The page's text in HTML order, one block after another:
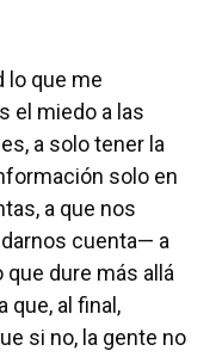
lo que me
el miedo a las
a solo tener la
solo en
a que nos
cuenta— a
dure más allá
que, al final,
si no, la gente no